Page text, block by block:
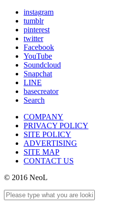
instagram
tumblr
pinterest
twitter
Facebook
YouTube
Soundcloud
Snapchat
LINE
basecreator
Search
COMPANY
PRIVACY POLICY
SITE POLICY
ADVERTISING
SITE MAP
CONTACT US
© 2016 NeoL